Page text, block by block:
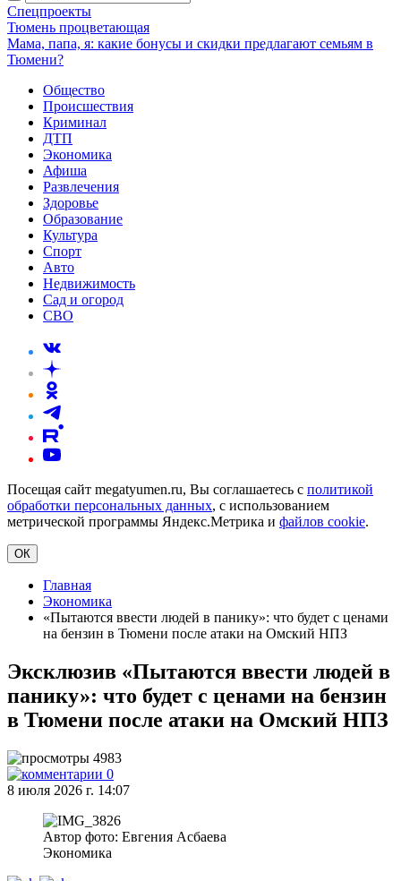
Спецпроекты
Тюмень процветающая
Мама, папа, я: какие бонусы и скидки предлагают семьям в
Тюмени?
Общество
Происшествия
Криминал
ДТП
Экономика
Афиша
Развлечения
Здоровье
Образование
Культура
Спорт
Авто
Недвижимость
Сад и огород
СВО
Посещая сайт megatyumen.ru, Вы соглашаетесь с политикой
обработки персональных данных, с использованием
метрической программы Яндекс.Метрика и файлов cookie.
ОК
Главная
Экономика
«Пытаются ввести людей в панику»: что будет с ценами
на бензин в Тюмени после атаки на Омский НПЗ
Эксклюзив «Пытаются ввести людей в
панику»: что будет с ценами на бензин
в Тюмени после атаки на Омский НПЗ
4983
0
8 июля 2026 г. 14:07
Автор фото: Евгения Асбаева
Экономика